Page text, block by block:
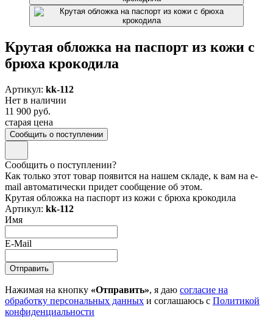
Крутая обложка на паспорт из кожи с
брюха крокодила
Артикул: kk-112
Нет в наличии
11 900 руб.
старая цена
Сообщить о поступлении
Сообщить о поступлении?
Как только этот товар появится на нашем складе, к вам на e-
mail автоматически придет сообщение об этом.
Крутая обложка на паспорт из кожи с брюха крокодила
Артикул: kk-112
Имя
E-Mail
Нажимая на кнопку «Отправить», я даю согласие на
обработку персональных данных и соглашаюсь с Политикой
конфиденциальности